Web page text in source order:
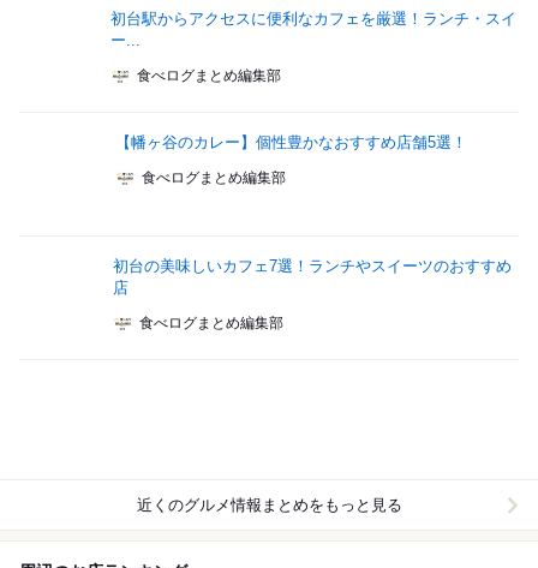
初台駅からアクセスに便利なカフェを厳選！ランチ・スイ
ー...
食べログまとめ編集部
【幡ヶ谷のカレー】個性豊かなおすすめ店舗5選！
食べログまとめ編集部
初台の美味しいカフェ7選！ランチやスイーツのおすすめ
店
食べログまとめ編集部
近くのグルメ情報まとめをもっと見る